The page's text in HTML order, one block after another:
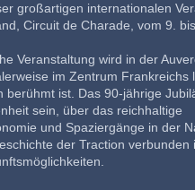
großartigen internationalen
Circuit de Charade, vom 9.
Veranstaltung wird in der
im Zentrum Frankreichs
berühmt ist. Das 90-jährige
sein, über das reichhaltige
und Spaziergänge in der
der Traction verbunden